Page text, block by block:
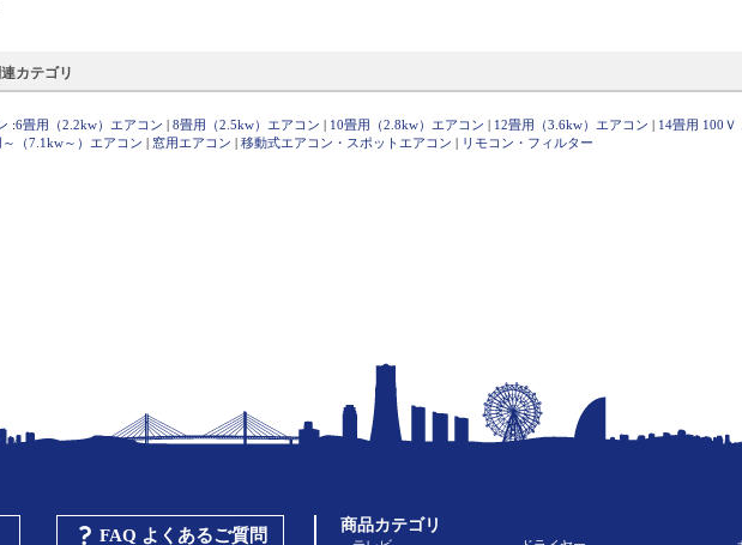
カテゴリ
:6畳用（2.2kw）エアコン | 8畳用（2.5kw）エアコン | 10畳用（2.8kw）エアコン | 12畳用（3.6kw）エアコン | 14畳用 100Ｖ
（7.1kw～）エアコン | 窓用エアコン | 移動式エアコン・スポットエアコン | リモコン・フィルター
FAQ よくあるご質問
商品カテゴリ